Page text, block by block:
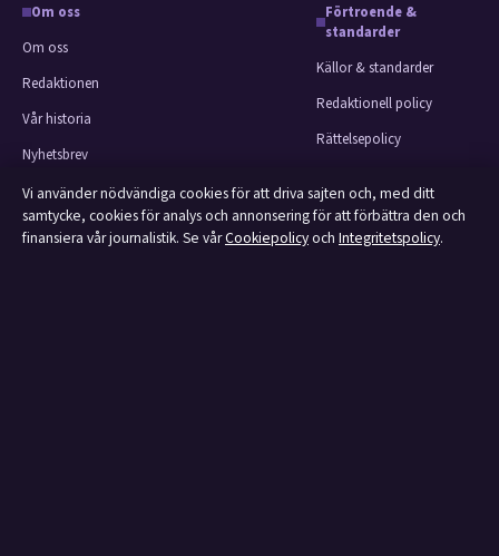
Om oss
Om oss
Redaktionen
Vår historia
Nyhetsbrev
Tipsa oss
Kontakt
Förtroende &
standarder
Källor & standarder
Redaktionell policy
Rättelsepolicy
Ägande & finansiering
Integritetspolicy
Vi använder nödvändiga cookies för att driva sajten och, med ditt
samtycke, cookies för analys och annonsering för att förbättra den och
finansiera vår journalistik. Se vårCookiepolicyoch Integritetspolicy.